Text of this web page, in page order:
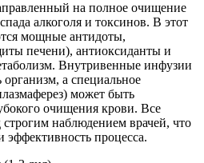
на полное очищение
алкоголя и токсинов. В этот
мощные антидоты,
печени), антиоксиданты и
Внутривенные инфузии
а специальное
может быть
очищения крови. Все
наблюдением врачей, что
эффективность процесса.